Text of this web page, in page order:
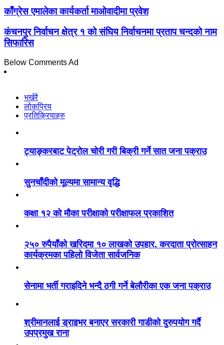
काँग्रेस एमालेका कार्यकर्ता माओवादीमा प्रवेश
कंचनपुर निर्वाचन क्षेत्र १ को संघिय निर्वाचनमा प्रताप चन्दको नाम
सिफारिस
Below Comments Ad
भर्खरै
लोकप्रिय
प्रतिक्रियाहरु
ट्याङ्करबाट पेट्रोल चोरी गरी बिक्री गर्ने सात जना पक्राउ
सुनचाँदीको मूल्यमा सामान्य वृद्धि
कक्षा १२ को मौका परीक्षाको परीक्षाफल प्रकाशित
२५० रुपैयाँको खरिदमा १० लाखको उपहार, करदाता प्रोत्साहन
कार्यक्रमका पहिलो विजेता सार्वजनिक
सेनामा भर्ती गराइदिने भन्दै ठगी गर्ने बेलौरीका एक जना पक्राउ
श्रीमानलाई ड्राइभर बनाएर सरकारी गाडीको दुरुपयोग गर्दै
उपप्रमुख राना